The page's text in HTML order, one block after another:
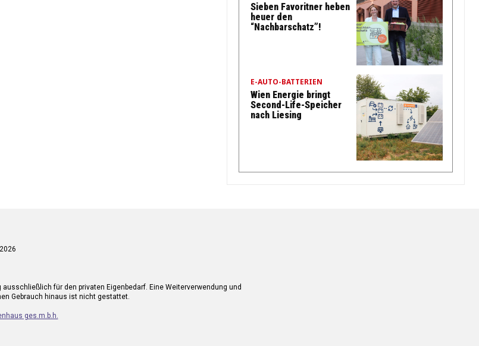
Sieben Favoritner heben
heuer den
“Nachbarschatz”!
E-AUTO-BATTERIEN
Wien Energie bringt
Second-Life-Speicher
nach Liesing
für den privaten Eigenbedarf. Eine Weiterverwendung und
Gebrauch hinaus ist nicht gestattet.
ges.m.b.h.